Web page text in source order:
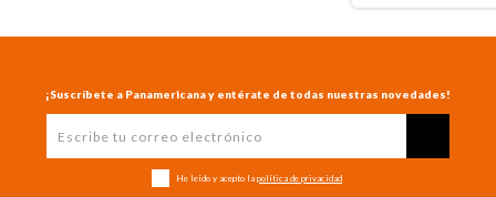
¡Suscríbete a Panamericana y entérate de todas nuestras novedades!
He leído y acepto la política de privacidad